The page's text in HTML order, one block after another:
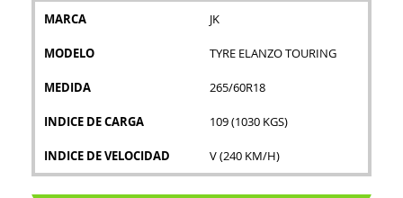
MARCA JK
MODELO TYRE ELANZO TOURING
MEDIDA 265/60R18
INDICE DE CARGA 109 (1030 KGS)
INDICE DE VELOCIDAD V (240 KM/H)
galería
imágenes